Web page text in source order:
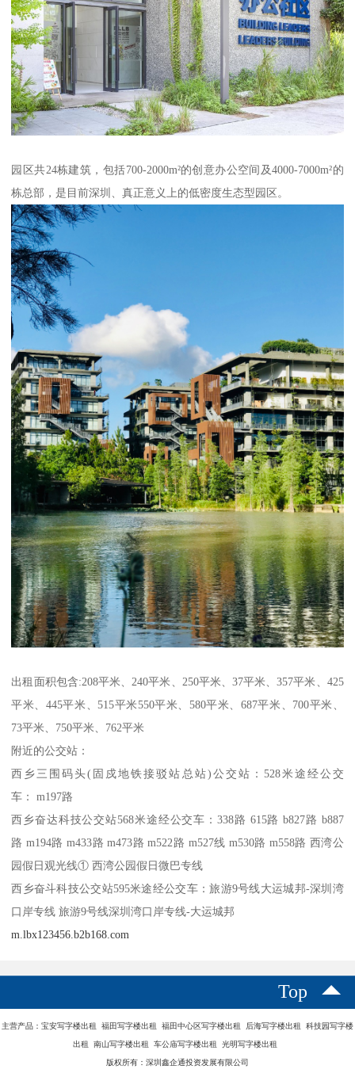
园区共24栋建筑，包括700-2000m²的创意办公空间及4000-7000m²的
栋总部，是目前深圳、真正意义上的低密度生态型园区。
出租面积包含:208平米、240平米、250平米、37平米、357平米、425
平米、445平米、515平米550平米、580平米、687平米、700平米、
73平米、750平米、762平米
附近的公交站：
西乡三围码头(固戍地铁接驳站总站)公交站：528米途经公交
车： m197路
西乡奋达科技公交站568米途经公交车：338路 615路 b827路 b887
路 m194路 m433路 m473路 m522路 m527线 m530路 m558路 西湾公
园假日观光线① 西湾公园假日微巴专线
西乡奋斗科技公交站595米途经公交车：旅游9号线大运城邦-深圳湾
口岸专线 旅游9号线深圳湾口岸专线-大运城邦
m.lbx123456.b2b168.com
Top
主营产品：宝安写字楼出租 福田写字楼出租 福田中心区写字楼出租 后海写字楼出租 科技园写字楼
出租 南山写字楼出租 车公庙写字楼出租 光明写字楼出租
版权所有：深圳鑫企通投资发展有限公司